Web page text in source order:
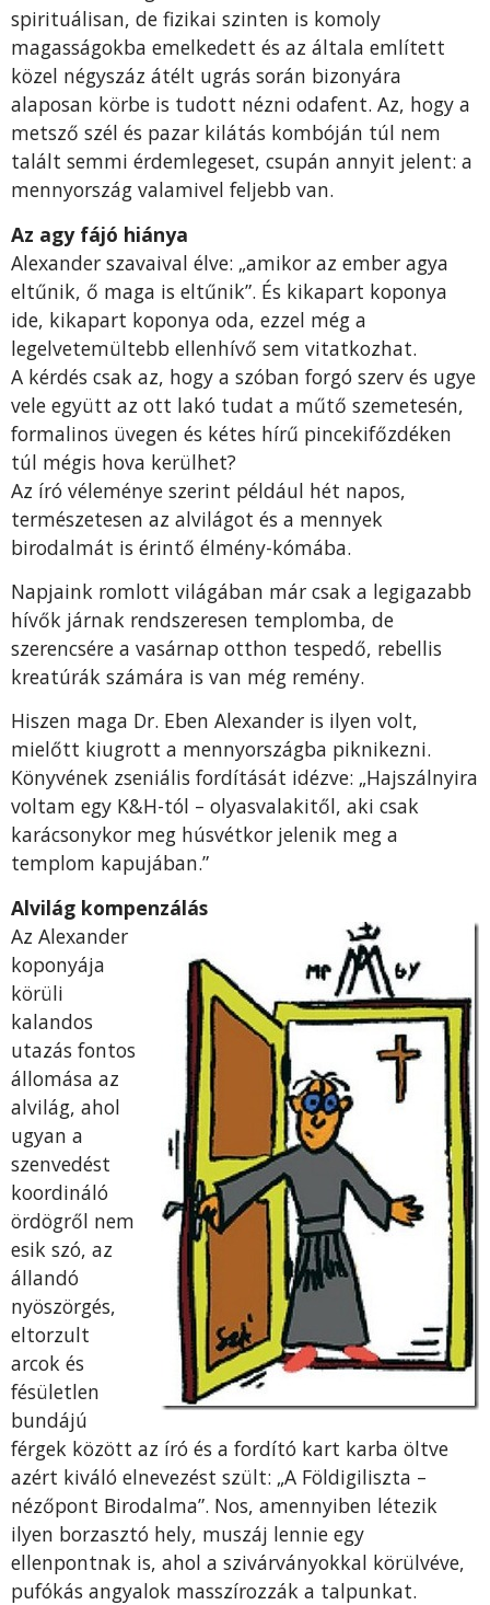
spirituálisan, de fizikai szinten is komoly
magasságokba emelkedett és az általa említett
közel négyszáz átélt ugrás során bizonyára
alaposan körbe is tudott nézni odafent. Az, hogy a
metsző szél és pazar kilátás kombóján túl nem
talált semmi érdemlegeset, csupán annyit jelent: a
mennyország valamivel feljebb van.
Az agy fájó hiánya
Alexander szavaival élve: „amikor az ember agya
eltűnik, ő maga is eltűnik”. És kikapart koponya
ide, kikapart koponya oda, ezzel még a
legelvetemültebb ellenhívő sem vitatkozhat.
A kérdés csak az, hogy a szóban forgó szerv és ugye
vele együtt az ott lakó tudat a műtő szemetesén,
formalinos üvegen és kétes hírű pincekifőzdéken
túl mégis hova kerülhet?
Az író véleménye szerint például hét napos,
természetesen az alvilágot és a mennyek
birodalmát is érintő élmény-kómába.
Napjaink romlott világában már csak a legigazabb
hívők járnak rendszeresen templomba, de
szerencsére a vasárnap otthon tespedő, rebellis
kreatúrák számára is van még remény.
Hiszen maga Dr. Eben Alexander is ilyen volt,
mielőtt kiugrott a mennyországba piknikezni.
Könyvének zseniális fordítását idézve: „Hajszálnyira
voltam egy K&H-tól – olyasvalakitől, aki csak
karácsonykor meg húsvétkor jelenik meg a
templom kapujában.”
Alvilág kompenzálás
Az Alexander
koponyája
körüli
kalandos
utazás fontos
állomása az
alvilág, ahol
ugyan a
szenvedést
koordináló
ördögről nem
esik szó, az
állandó
nyöszörgés,
eltorzult
arcok és
fésületlen
bundájú
férgek között az író és a fordító kart karba öltve
azért kiváló elnevezést szült: „A Földigiliszta –
nézőpont Birodalma”. Nos, amennyiben létezik
ilyen borzasztó hely, muszáj lennie egy
ellenpontnak is, ahol a szivárványokkal körülvéve,
pufókás angyalok masszírozzák a talpunkat.